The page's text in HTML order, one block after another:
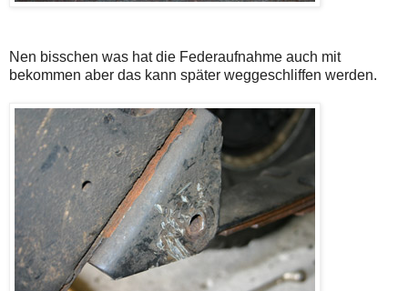
Nen bisschen was hat die Federaufnahme auch mit
bekommen aber das kann später weggeschliffen werden.